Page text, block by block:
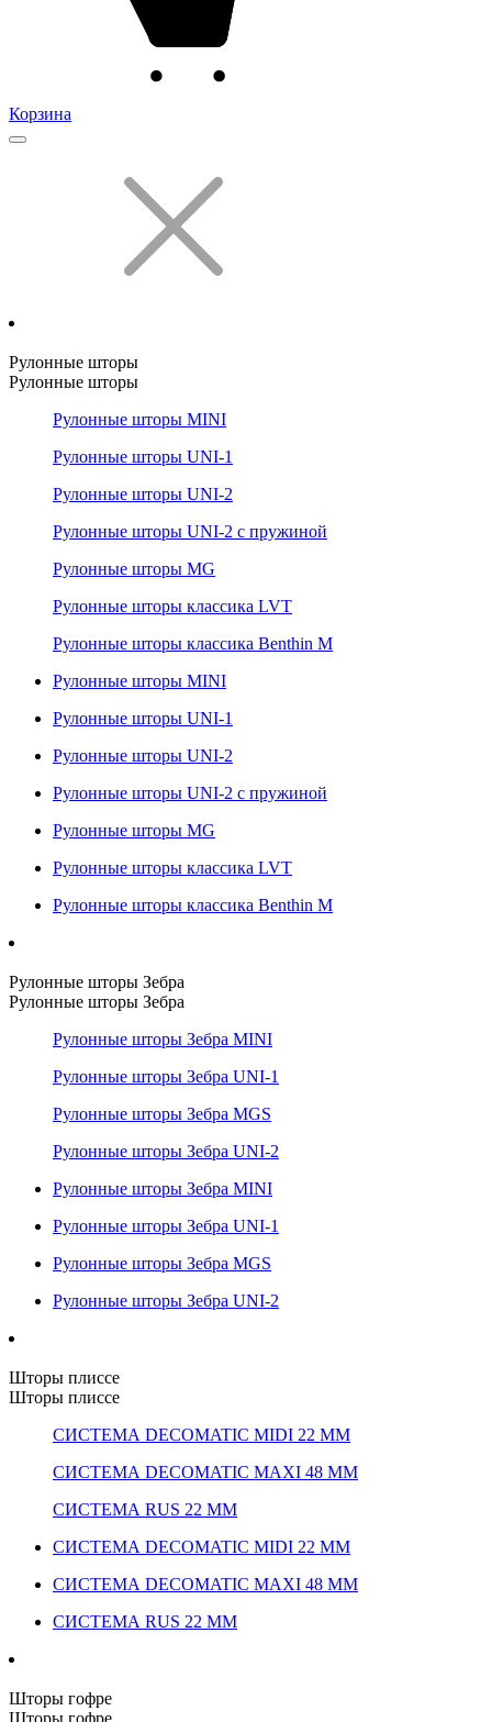
Корзина
Рулонные шторы
Рулонные шторы
Рулонные шторы MINI
Рулонные шторы UNI-1
Рулонные шторы UNI-2
Рулонные шторы UNI-2 с пружиной
Рулонные шторы MG
Рулонные шторы классика LVT
Рулонные шторы классика Benthin M
Рулонные шторы MINI
Рулонные шторы UNI-1
Рулонные шторы UNI-2
Рулонные шторы UNI-2 с пружиной
Рулонные шторы MG
Рулонные шторы классика LVT
Рулонные шторы классика Benthin M
Рулонные шторы Зебра
Рулонные шторы Зебра
Рулонные шторы Зебра MINI
Рулонные шторы Зебра UNI-1
Рулонные шторы Зебра MGS
Рулонные шторы Зебра UNI-2
Рулонные шторы Зебра MINI
Рулонные шторы Зебра UNI-1
Рулонные шторы Зебра MGS
Рулонные шторы Зебра UNI-2
Шторы плиссе
Шторы плиссе
СИСТЕМА DECOMATIC MIDI 22 ММ
СИСТЕМА DECOMATIC MAXI 48 ММ
СИСТЕМА RUS 22 ММ
СИСТЕМА DECOMATIC MIDI 22 ММ
СИСТЕМА DECOMATIC MAXI 48 ММ
СИСТЕМА RUS 22 ММ
Шторы гофре
Шторы гофре